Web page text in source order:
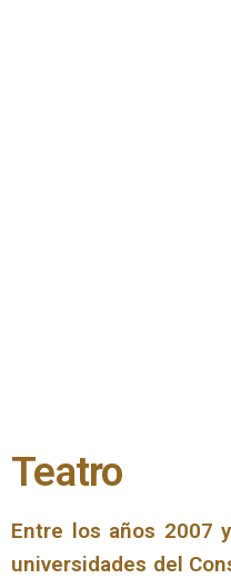
Teatro
Entre los años 2007
universidades del